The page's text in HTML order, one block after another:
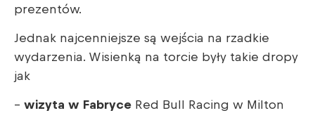
prezentów.
Jednak najcenniejsze są wejścia na rzadkie
wydarzenia. Wisienką na torcie były takie dropy
jak
– wizyta w Fabryce Red Bull Racing w Milton